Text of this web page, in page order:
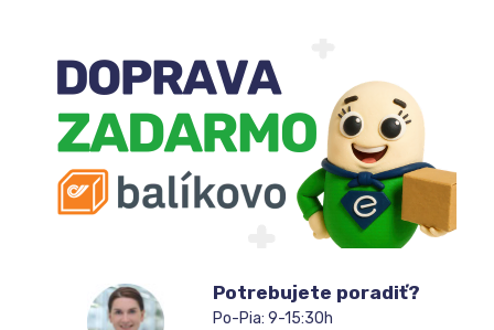
Potrebujete poradiť?
Po-Pia: 9-15:30h